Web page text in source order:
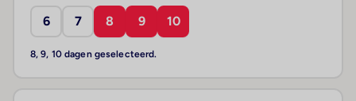
6 7 8 9 10
8, 9, 10 dagen geselecteerd.